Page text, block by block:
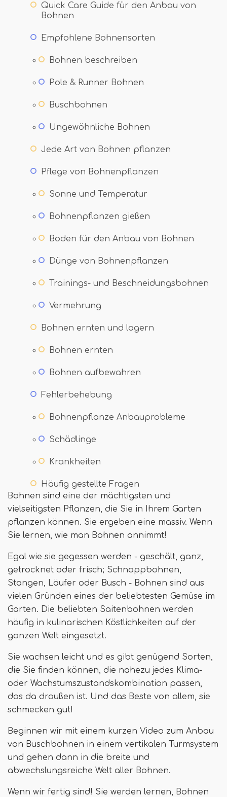
Quick Care Guide für den Anbau von
Bohnen
Empfohlene Bohnensorten
Bohnen beschreiben
Pole & Runner Bohnen
Buschbohnen
Ungewöhnliche Bohnen
Jede Art von Bohnen pflanzen
Pflege von Bohnenpflanzen
Sonne und Temperatur
Bohnenpflanzen gießen
Boden für den Anbau von Bohnen
Dünge von Bohnenpflanzen
Trainings- und Beschneidungsbohnen
Vermehrung
Bohnen ernten und lagern
Bohnen ernten
Bohnen aufbewahren
Fehlerbehebung
Bohnenpflanze Anbauprobleme
Schädlinge
Krankheiten
Häufig gestellte Fragen
Bohnen sind eine der mächtigsten und
vielseitigsten Pflanzen, die Sie in Ihrem Garten
pflanzen können. Sie ergeben eine massiv. Wenn
Sie lernen, wie man Bohnen annimmt!
Egal wie sie gegessen werden - geschält, ganz,
getrocknet oder frisch; Schnappbohnen,
Stangen, Läufer oder Busch - Bohnen sind aus
vielen Gründen eines der beliebtesten Gemüse im
Garten. Die beliebten Saitenbohnen werden
häufig in kulinarischen Köstlichkeiten auf der
ganzen Welt eingesetzt.
Sie wachsen leicht und es gibt genügend Sorten,
die Sie finden können, die nahezu jedes Klima-
oder Wachstumszustandskombination passen,
das da draußen ist. Und das Beste von allem, sie
schmecken gut!
Beginnen wir mit einem kurzen Video zum Anbau
von Buschbohnen in einem vertikalen Turmsystem
und gehen dann in die breite und
abwechslungsreiche Welt aller Bohnen.
Wenn wir fertig sind! Sie werden lernen, Bohnen